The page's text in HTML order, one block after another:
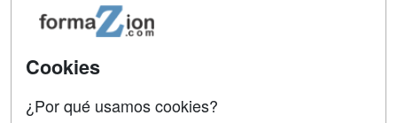
Contactar
Cookies
¿Por qué usamos cookies?